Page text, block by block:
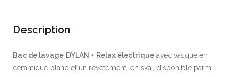
Description
Bac de lavage DYLAN + Relax électrique avec vasque en
céramique blanc et un revêtement en skai, disponible parmi